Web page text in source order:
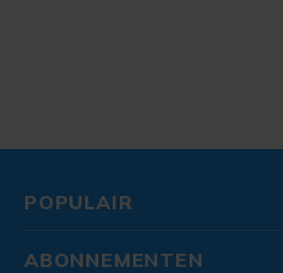
POPULAIR
ABONNEMENTEN